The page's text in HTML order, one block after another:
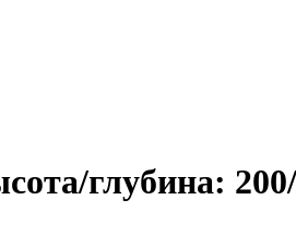
глубина: